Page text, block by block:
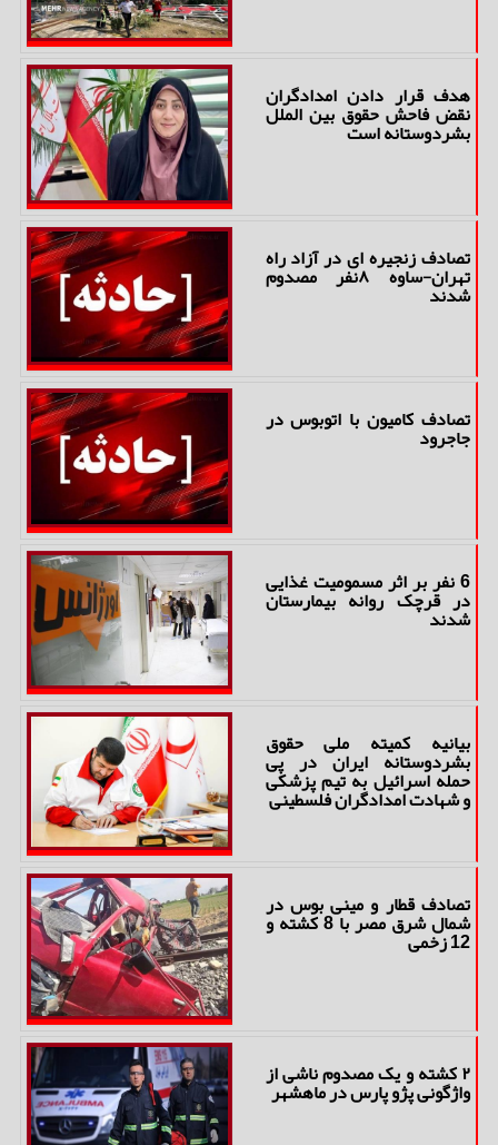
هدف قرار دادن امدادگران
نقض فاحش حقوق بین الملل
بشردوستانه است
تصادف زنجیره ای در آزاد راه
تهران-ساوه ۸نفر مصدوم
شدند
تصادف کامیون با اتوبوس در
جاجرود
6 نفر بر اثر مسمومیت غذایی
در قرچک روانه بیمارستان
شدند
بیانیه کمیته ملی حقوق
بشردوستانه ایران در پی
حمله اسرائیل به تیم پزشکی
و شهادت امدادگران فلسطینی
تصادف قطار و مینی بوس در
شمال شرق مصر با 8 کشته و
12 زخمی
۲ کشته و یک مصدوم ناشی از
واژگونی پژو پارس در ماهشهر